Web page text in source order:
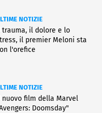
NOTIZIE
trauma, il dolore e lo
il premier Meloni sta
l'orefice
NOTIZIE
nuovo film della Marvel
Doomsday"